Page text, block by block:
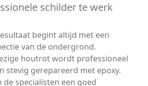
schilder te werk
begint altijd met een
van de ondergrond.
houtrot wordt professioneel
stevig gerepareerd met epoxy.
de specialisten een goed